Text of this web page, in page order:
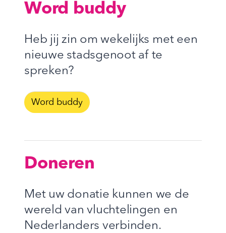
Word buddy
Heb jij zin om wekelijks met een
nieuwe stadsgenoot af te
spreken?
Word buddy
Doneren
Met uw donatie kunnen we de
wereld van vluchtelingen en
Nederlanders verbinden.